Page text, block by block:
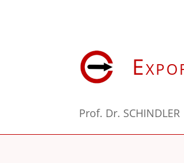
Prof. Dr. SCHINDLER